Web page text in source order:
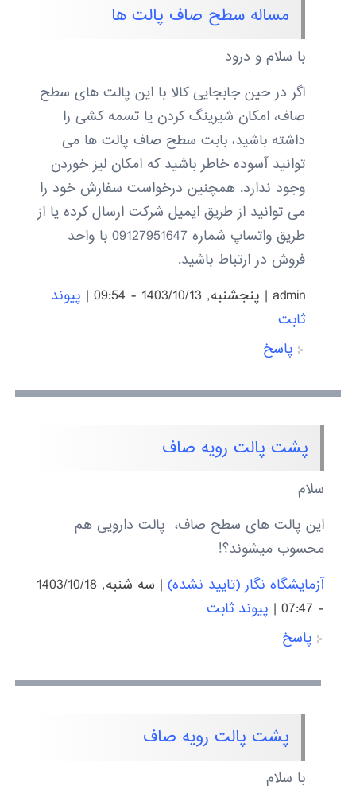
مساله سطح صاف پالت ها
با سلام و درود
اگر در حین جابجایی کالا با این پالت های سطح
صاف، امکان شیرینگ کردن یا تسمه کشی را
داشته باشید، بابت سطح صاف پالت ها می
توانید آسوده خاطر باشید که امکان لیز خوردن
وجود ندارد. همچنین درخواست سفارش خود را
می توانید از طریق ایمیل شرکت ارسال کرده یا از
طریق واتساپ شماره 09127951647 با واحد
فروش در ارتباط باشید.
admin
| پنجشنبه, 1403/10/13 - 09:54 | پیوند
ثابت
پاسخ
پشت پالت رویه صاف
سلام
این پالت های سطح صاف، پالت دارویی هم
محسوب میشوند؟!
آزمایشگاه نگار (تایید نشده)|
سه شنبه, 1403/10/18
- 07:47
| پیوند ثابت
پاسخ
پشت پالت رویه صاف
با سلام